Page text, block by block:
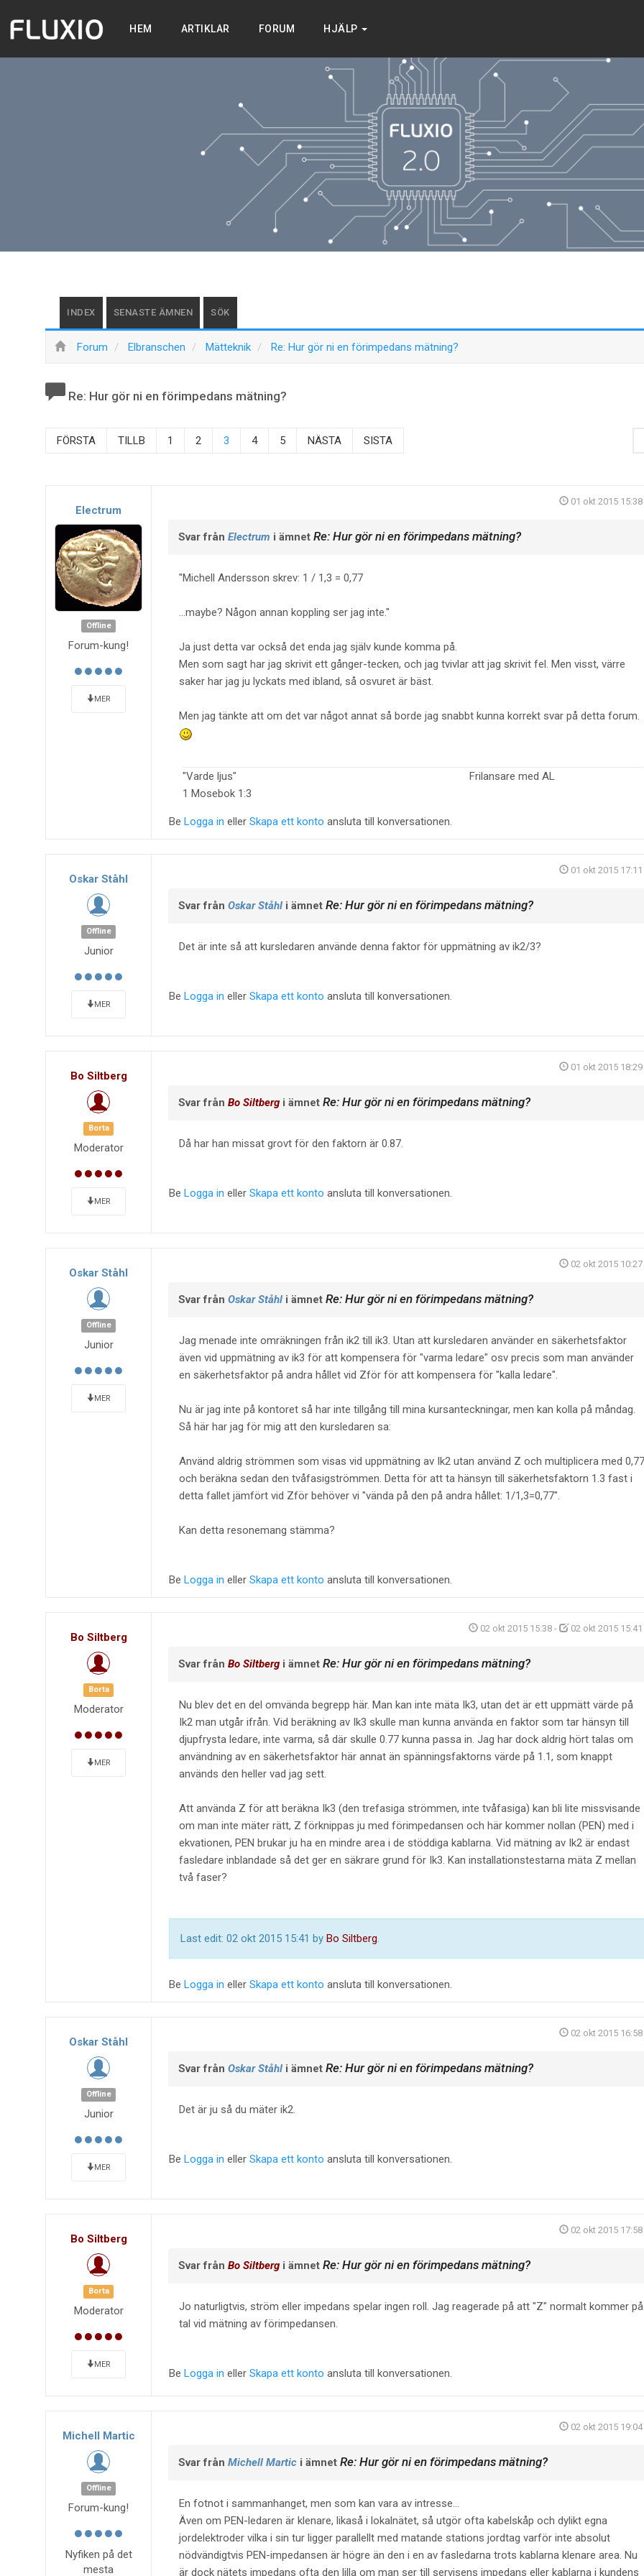
HEM ARTIKLAR FORUM HJÄLP
INDEX SENASTE ÄMNEN SÖK
Forum Elbranschen Mätteknik Re: Hur gör ni en förimpedans mätning?
Re: Hur gör ni en förimpedans mätning?
FÖRSTA TILLB 1 2 3 4 5 NÄSTA SISTA
Electrum
Offline
Forum-kung!
MER
01 okt 2015 15:38
Svar från Electrum i ämnet Re: Hur gör ni en förimpedans mätning?
Michell Andersson skrev: 1 / 1,3 = 0,77
...maybe? Någon annan koppling ser jag inte.
Ja just detta var också det enda jag själv kunde komma på.
Men som sagt har jag skrivit ett gånger-tecken, och jag tvivlar att jag skrivit fel. Men visst, värre
saker har jag ju lyckats med ibland, så osvuret är bäst.
Men jag tänkte att om det var något annat så borde jag snabbt kunna korrekt svar på detta forum.
"Varde ljus" Frilansare med AL
1 Mosebok 1:3
Be Logga in eller Skapa ett konto ansluta till konversationen.
Oskar Ståhl
Offline
Junior
MER
01 okt 2015 17:11
Svar från Oskar Ståhli ämnet Re: Hur gör ni en förimpedans mätning?
Det är inte så att kursledaren använde denna faktor för uppmätning av ik2/3?
Be Logga in eller Skapa ett konto ansluta till konversationen.
Bo Siltberg
Borta
Moderator
MER
01 okt 2015 18:29
Svar från Bo Siltbergi ämnet Re: Hur gör ni en förimpedans mätning?
Då har han missat grovt för den faktorn är 0.87.
Be Logga in eller Skapa ett konto ansluta till konversationen.
Oskar Ståhl
Offline
Junior
MER
02 okt 2015 10:27
Svar från Oskar Ståhli ämnet Re: Hur gör ni en förimpedans mätning?
Jag menade inte omräkningen från ik2 till ik3. Utan att kursledaren använder en säkerhetsfaktor
även vid uppmätning av ik3 för att kompensera för "varma ledare" osv precis som man använder
en säkerhetsfaktor på andra hållet vid Zför för att kompensera för "kalla ledare".
Nu är jag inte på kontoret så har inte tillgång till mina kursanteckningar, men kan kolla på måndag.
Så här har jag för mig att den kursledaren sa:
Använd aldrig strömmen som visas vid uppmätning av Ik2 utan använd Z och multiplicera med 0,77
och beräkna sedan den tvåfasigströmmen. Detta för att ta hänsyn till säkerhetsfaktorn 1.3 fast i
detta fallet jämfört vid Zför behöver vi "vända på den på andra hållet: 1/1,3=0,77".
Kan detta resonemang stämma?
Be Logga in eller Skapa ett konto ansluta till konversationen.
Bo Siltberg
Borta
Moderator
MER
02 okt 2015 15:38- 02 okt 2015 15:41
Svar från Bo Siltbergi ämnet Re: Hur gör ni en förimpedans mätning?
Nu blev det en del omvända begrepp här. Man kan inte mäta Ik3, utan det är ett uppmätt värde på
Ik2 man utgår ifrån. Vid beräkning av Ik3 skulle man kunna använda en faktor som tar hänsyn till
djupfrysta ledare, inte varma, så där skulle 0.77 kunna passa in. Jag har dock aldrig hört talas om
användning av en säkerhetsfaktor här annat än spänningsfaktorns värde på 1.1, som knappt
används den heller vad jag sett.
Att använda Z för att beräkna Ik3 (den trefasiga strömmen, inte tvåfasiga) kan bli lite missvisande
om man inte mäter rätt, Z förknippas ju med förimpedansen och här kommer nollan (PEN) med i
ekvationen, PEN brukar ju ha en mindre area i de stöddiga kablarna. Vid mätning av Ik2 är endast
fasledare inblandade så det ger en säkrare grund för Ik3. Kan installationstestarna mäta Z mellan
två faser?
Last edit: 02 okt 2015 15:41 by Bo Siltberg.
Be Logga in eller Skapa ett konto ansluta till konversationen.
Oskar Ståhl
Offline
Junior
MER
02 okt 2015 16:58
Svar från Oskar Ståhli ämnet Re: Hur gör ni en förimpedans mätning?
Det är ju så du mäter ik2.
Be Logga in eller Skapa ett konto ansluta till konversationen.
Bo Siltberg
Borta
Moderator
MER
02 okt 2015 17:58
Svar från Bo Siltbergi ämnet Re: Hur gör ni en förimpedans mätning?
Jo naturligtvis, ström eller impedans spelar ingen roll. Jag reagerade på att "Z" normalt kommer på
tal vid mätning av förimpedansen.
Be Logga in eller Skapa ett konto ansluta till konversationen.
Michell Martic
Offline
Forum-kung!
Nyfiken på det
mesta
02 okt 2015 19:04
Svar från Michell Martici ämnet Re: Hur gör ni en förimpedans mätning?
En fotnot i sammanhanget, men som kan vara av intresse...
Även om PEN-ledaren är klenare, likaså i lokalnätet, så utgör ofta kabelskåp och dylikt egna
jordelektroder vilka i sin tur ligger parallellt med matande stations jordtag varför inte absolut
nödvändigtvis PEN-impedansen är högre än den i en av fasledarna trots kablarna klenare area. Nu
är dock nätets impedans ofta den lilla om man ser till servisens impedans eller kablarna i kundens